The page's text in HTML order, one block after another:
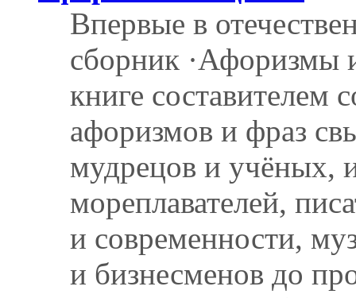
Впервые в
сборник ·Афоризмы
книге составителем
афоризмов и фраз
мудрецов и учёных,
мореплавателей,
и современности,
и бизнесменов до